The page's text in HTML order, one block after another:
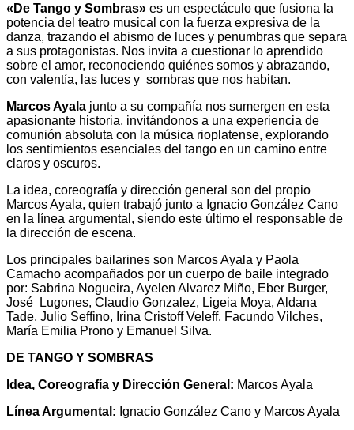
«De Tango y Sombras» es un espectáculo que fusiona la
potencia del teatro musical con la fuerza expresiva de la
danza, trazando el abismo de luces y penumbras que separa
a sus protagonistas. Nos invita a cuestionar lo aprendido
sobre el amor, reconociendo quiénes somos y abrazando,
con valentía, las luces y sombras que nos habitan.
Marcos Ayala junto a su compañía nos sumergen en esta
apasionante historia, invitándonos a una experiencia de
comunión absoluta con la música rioplatense, explorando
los sentimientos esenciales del tango en un camino entre
claros y oscuros.
La idea, coreografía y dirección general son del propio
Marcos Ayala, quien trabajó junto a Ignacio González Cano
en la línea argumental, siendo este último el responsable de
la dirección de escena.
Los principales bailarines son Marcos Ayala y Paola
Camacho acompañados por un cuerpo de baile integrado
por: Sabrina Nogueira, Ayelen Alvarez Miño, Eber Burger,
José Lugones, Claudio Gonzalez, Ligeia Moya, Aldana
Tade, Julio Seffino, Irina Cristoff Veleff, Facundo Vilches,
María Emilia Prono y Emanuel Silva.
DE TANGO Y SOMBRAS
Idea, Coreografía y Dirección General: Marcos Ayala
Línea Argumental: Ignacio González Cano y Marcos Ayala